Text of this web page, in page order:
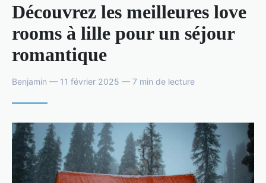
Découvrez les meilleures love
rooms à lille pour un séjour
romantique
Benjamin — 11 février 2025 — 7 min de lecture